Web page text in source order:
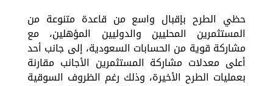
حظي الطرح بإقبال واسع من قاعدة متنوعة من
المستثمرين المحليين والدوليين المؤهلين، مع
مشاركة قوية من الحسابات السعودية، إلى جانب أحد
أعلى معدلات مشاركة المستثمرين الأجانب مقارنة
بعمليات الطرح الأخيرة، وذلك رغم الظروف السوقية